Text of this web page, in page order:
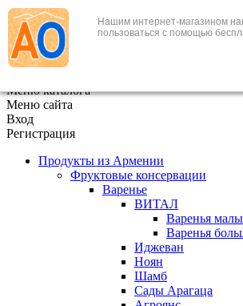
Нашим интернет-магазином
пользоваться с помощью
+7 (495) 646-888-1
В корзине 0
Меню каталога
Меню сайта
Вход
Регистрация
Продукты из Армении
Фруктовые консервации
Варенье
ВИТАЛ
Варенья
Варенья
Иджеван
Ноян
Шамб
Сады Арагаца